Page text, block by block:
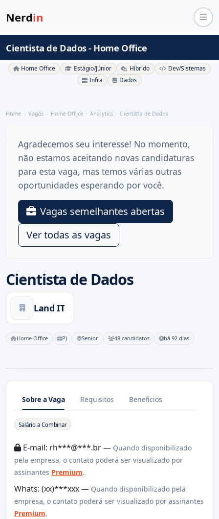
Nerdin
Cientista de Dados - Home Office
Home Office Estágio/Júnior Híbrido
Dev/Sistemas
Infra
Dados
Home Vagas Home Office Analytics Cientista de Dados
Cientista de Dados
Land IT
Home Office PJ Senior 48 candidatos há 92 dias
Agradecemos seu interesse! No momento,
não estamos aceitando novas candidaturas
para esta vaga, mas temos várias outras
oportunidades esperando por você.
Vagas semelhantes abertas
Ver todas as vagas
Sobre a Vaga Requisitos Benefícios
Sobre a Vaga
Salário a Combinar
E-mail: rh***@***.br — Quando disponibilizado
pela empresa, o contato poderá ser visualizado por
assinantes Premium.
Whats: (xx)***xxx — Quando disponibilizado pela
empresa, o contato poderá ser visualizado por assinantes
Premium.